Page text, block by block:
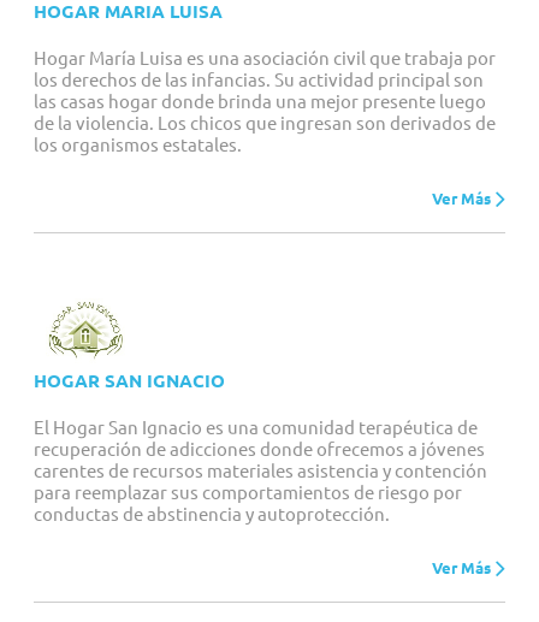
HOGAR MARIA LUISA
Hogar María Luisa es una asociación civil que trabaja por
los derechos de las infancias. Su actividad principal son
las casas hogar donde brinda una mejor presente luego
de la violencia. Los chicos que ingresan son derivados de
los organismos estatales.
Ver Más
HOGAR SAN IGNACIO
El Hogar San Ignacio es una comunidad terapéutica de
recuperación de adicciones donde ofrecemos a jóvenes
carentes de recursos materiales asistencia y contención
para reemplazar sus comportamientos de riesgo por
conductas de abstinencia y autoprotección.
Ver Más